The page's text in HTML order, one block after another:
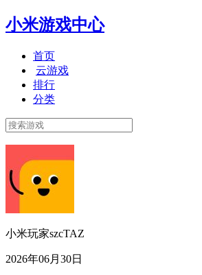
小米游戏中心
首页
云游戏
排行
分类
小米玩家szcTAZ
2026年06月30日